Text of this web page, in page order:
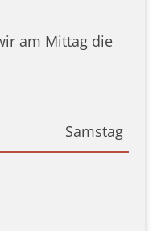
am Mittag die
Samstag